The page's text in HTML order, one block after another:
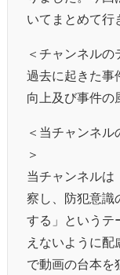
いてまとめて行
＜チャンネルの
過去に起きた事
向上及び事件の
＜当チャンネ
＞
当チャンネルは
察し、防犯意識
する」というテ
えないように配
で動画の台本を